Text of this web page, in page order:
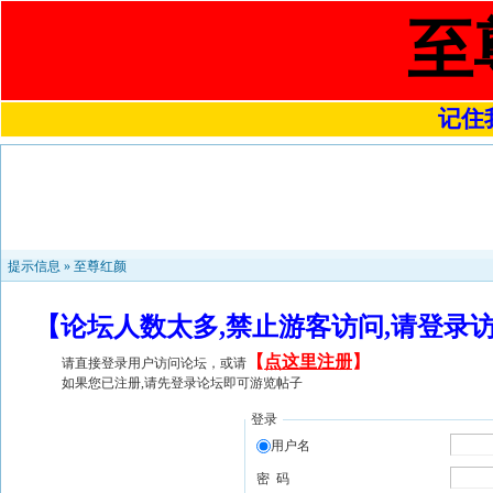
至
记住
提示信息 » 至尊红颜
【论坛人数太多,禁止游客访问,请登
请直接登录用户访问论坛，或请 【 点这里注册】
如果您已注册,请先登录论坛即可游览帖子
登录
用户名
密 码